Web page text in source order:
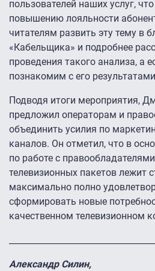
пользователей наших услуг,
повышению лояльности
читателям развить эту тему в
«Кабельщика» и подробнее
проведения такого анализа, а
познакомим с его
Подводя итоги мероприятия,
предложил операторам и
объединить усилия по
каналов. Он отметил, что в
по работе с
телевизионных пакетов лежит
максимально полно
сформировать новые
качественном телевизионном
Александр Силин,